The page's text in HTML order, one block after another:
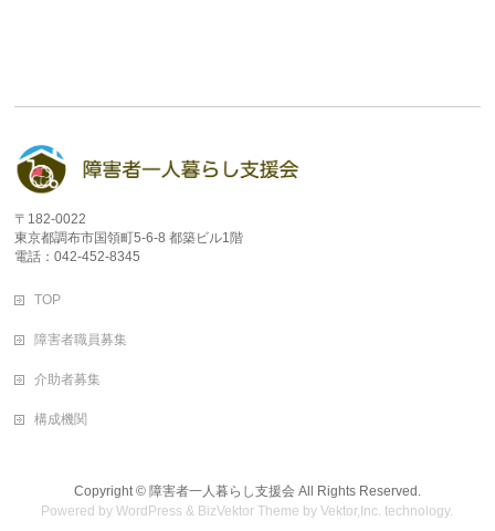
〒182-0022
東京都調布市国領町5-6-8 都築ビル1階
電話：042-452-8345
TOP
障害者職員募集
介助者募集
構成機関
Copyright © 障害者一人暮らし支援会All Rights Reserved.
Powered byWordPress & BizVektor Theme byVektor,Inc. technology.